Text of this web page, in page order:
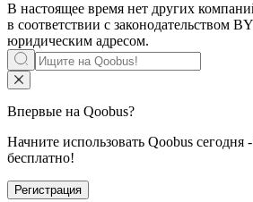
В настоящее время нет других
в соответствии с законодательством
юридическим адресом.
Впервые на Qoobus?
Начните использовать Qoobus сегодня
бесплатно!
Регистрация